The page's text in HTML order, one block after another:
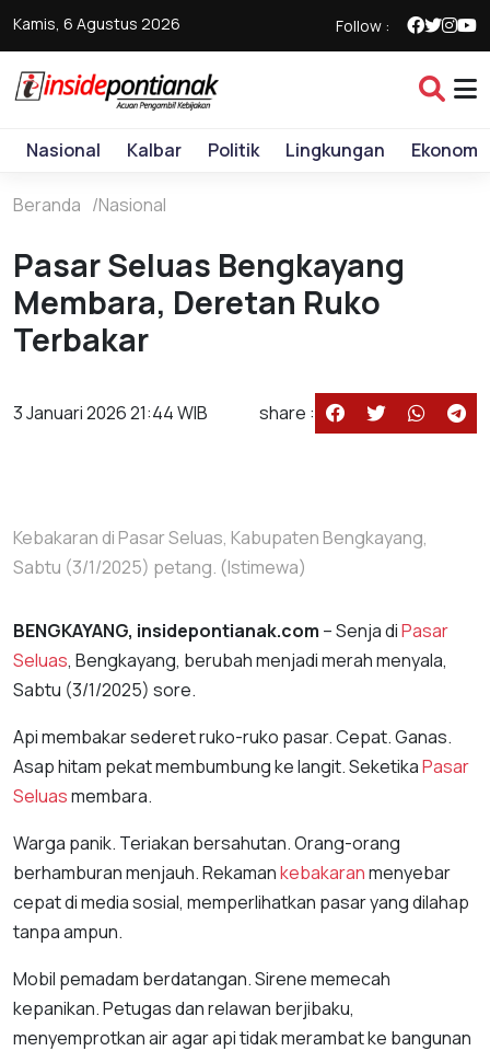
Kamis, 6 Agustus 2026 Follow :
Nasional Kalbar Politik Lingkungan Ekonomi
Beranda Nasional
Pasar Seluas Bengkayang
Membara, Deretan Ruko
Terbakar
3 Januari 2026 21:44 WIB share :
Kebakaran di Pasar Seluas, Kabupaten Bengkayang,
Sabtu (3/1/2025) petang. (Istimewa)
BENGKAYANG, insidepontianak.com – Senja diPasar
Seluas, Bengkayang, berubah menjadi merah menyala,
Sabtu (3/1/2025) sore.
Api membakar sederet ruko-ruko pasar. Cepat. Ganas.
Asap hitam pekat membumbung ke langit. SeketikaPasar
Seluasmembara.
Warga panik. Teriakan bersahutan. Orang-orang
berhamburan menjauh. Rekamankebakaranmenyebar
cepat di media sosial, memperlihatkan pasar yang dilahap
tanpa ampun.
Mobil pemadam berdatangan. Sirene memecah
kepanikan. Petugas dan relawan berjibaku,
menyemprotkan air agar api tidak merambat ke bangunan